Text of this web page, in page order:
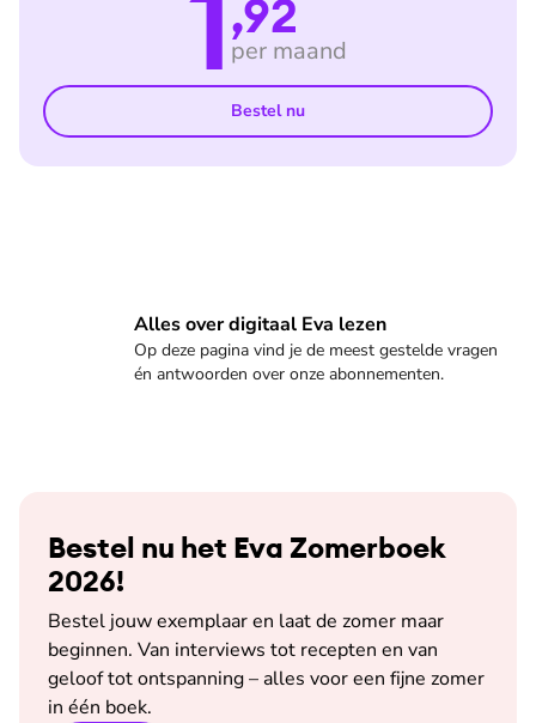
,92
per maand
Bestel nu
Alles over digitaal Eva lezen
Op deze pagina vind je de meest gestelde vragen
én antwoorden over onze abonnementen.
Veelgestelde vragen
Bestel nu het Eva Zomerboek
2026!
Bestel jouw exemplaar en laat de zomer maar
beginnen. Van interviews tot recepten en van
geloof tot ontspanning – alles voor een fijne zomer
in één boek.